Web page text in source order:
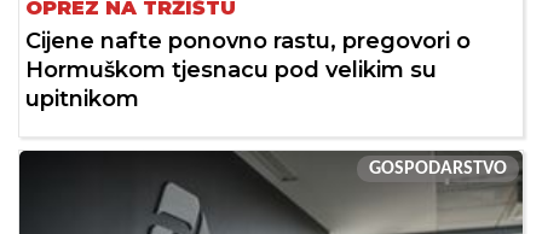
OPREZ NA TRŽIŠTU
Cijene nafte ponovno rastu, pregovori o
Hormuškom tjesnacu pod velikim su
upitnikom
GOSPODARSTVO